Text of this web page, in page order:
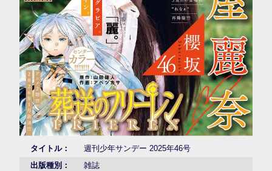
タイトル：
週刊少年サンデー 2025年46号
出版種別：
雑誌